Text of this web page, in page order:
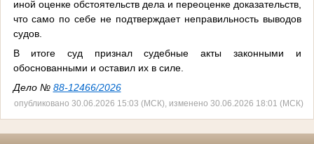
иной оценке обстоятельств дела и переоценке доказательств,
что само по себе не подтверждает неправильность выводов
судов.
В итоге суд признал судебные акты законными и
обоснованными и оставил их в силе.
Дело № 88-12466/2026
опубликовано 30.06.2026 15:03 (МСК), изменено 30.06.2026 18:01 (МСК)